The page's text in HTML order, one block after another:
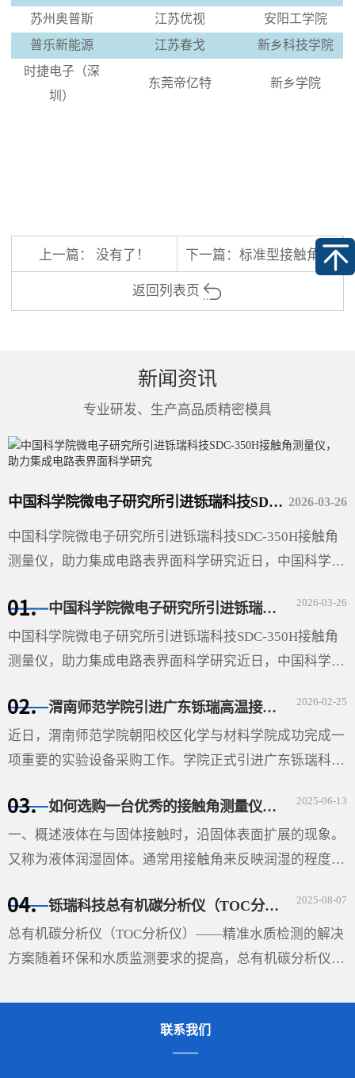
苏州奥普斯
江苏优视
安阳工学院
普乐新能源
江苏春戈
新乡科技学院
时捷电子（深
圳）
东莞帝亿特 新乡学院
上一篇： 没有了！ 下一篇： 标准型接触角测量仪SDC-100SE
返回列表页
新闻资讯
专业研发、生产高品质精密模具
2026-03-26
中国科学院微电子研究所引进铄瑞科技SDC-350H接触角测量仪，助力集成电路表界面科学研究
中国科学院微电子研究所引进铄瑞科技SDC-350H接触角
测量仪，助力集成电路表界面科学研究近日，中国科学院
技有限公司···
2026-03-26
中国科学院微电子研究所引进铄瑞科技SDC-350H接触角测量仪，助力集成电路表界面科学研究
中国科学院微电子研究所引进铄瑞科技SDC-350H接触角
测量仪，助力集成电路表界面科学研究近日，中国科学院
技有限公司（以下简称“铄瑞科技”）自动倾斜接触角测···
2026-02-25
渭南师范学院引进广东铄瑞高温接触角测量仪，助力材料表面科学研究
近日，渭南师范学院朝阳校区化学与材料学院成功完成一
项重要的实验设备采购工作。学院正式引进广东铄瑞科技
350SE），并根据高温科研需求特别定制了高温平台。该
设备的···
2025-06-13
如何选购一台优秀的接触角测量仪-铄瑞科技教您选型
一、概述液体在与固体接触时，沿固体表面扩展的现象。
又称为液体润湿固体。通常用接触角来反映润湿的程度。
的切线（如图），两切线通过液体内部所成的夹角θ即称
···
2025-08-07
铄瑞科技总有机碳分析仪（TOC分析仪）——精准水质检测的解决方案
总有机碳分析仪（TOC分析仪）——精准水质检测的解决
方案随着环保和水质监测要求的提高，总有机碳分析仪
保、制药、食品和水处理领域，具有重要的应用价值。
联系我们